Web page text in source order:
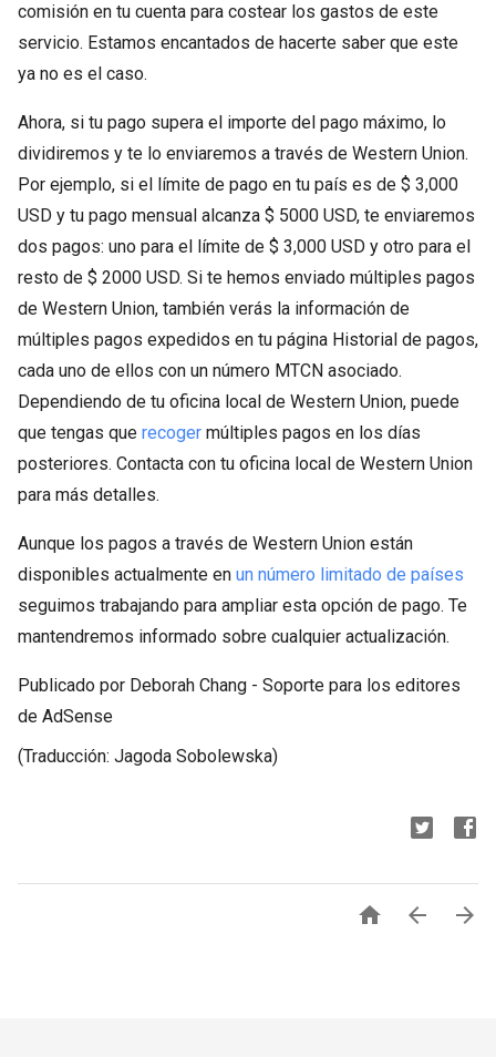
comisión en tu cuenta para costear los gastos de este
servicio. Estamos encantados de hacerte saber que este
ya no es el caso.
Ahora, si tu pago supera el importe del pago máximo, lo
dividiremos y te lo enviaremos a través de Western Union.
Por ejemplo, si el límite de pago en tu país es de $ 3,000
USD y tu pago mensual alcanza $ 5000 USD, te enviaremos
dos pagos: uno para el límite de $ 3,000 USD y otro para el
resto de $ 2000 USD. Si te hemos enviado múltiples pagos
de Western Union, también verás la información de
múltiples pagos expedidos en tu página Historial de pagos,
cada uno de ellos con un número MTCN asociado.
Dependiendo de tu oficina local de Western Union, puede
que tengas que recoger múltiples pagos en los días
posteriores. Contacta con tu oficina local de Western Union
para más detalles.
Aunque los pagos a través de Western Union están
disponibles actualmente en un número limitado de países
seguimos trabajando para ampliar esta opción de pago. Te
mantendremos informado sobre cualquier actualización.
Publicado por Deborah Chang - Soporte para los editores
de AdSense
(Traducción: Jagoda Sobolewska)
  